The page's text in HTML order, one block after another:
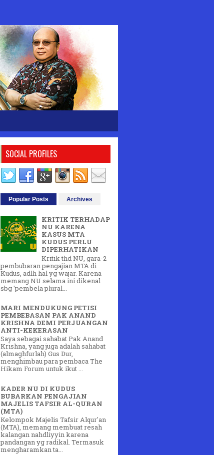
SOCIAL PROFILES
Popular Posts Archives
KRITIK TERHADAP
NU KARENA
KASUS MTA
KUDUS PERLU
DIPERHATIKAN
Kritik thd NU, gara-2
pembubaran pengajian MTA di
Kudus, adlh hal yg wajar. Karena
memang NU selama ini dikenal
sbg 'pembela plural...
MARI MENDUKUNG PETISI
PEMBEBASAN PAK ANAND
KRISHNA DEMI PERJUANGAN
ANTI-KEKERASAN
Saya sebagai sahabat Pak Anand
Krishna, yang juga adalah sahabat
(almaghfurlah) Gus Dur,
menghimbau para pembaca The
Hikam Forum untuk ikut ...
KADER NU DI KUDUS
BUBARKAN PENGAJIAN
MAJELIS TAFSIR AL-QURAN
(MTA)
Kelompok Majelis Tafsir Alqur'an
(MTA), memang membuat resah
kalangan nahdliyyin karena
pandangan yg radikal. Termasuk
mengharamkan ta...